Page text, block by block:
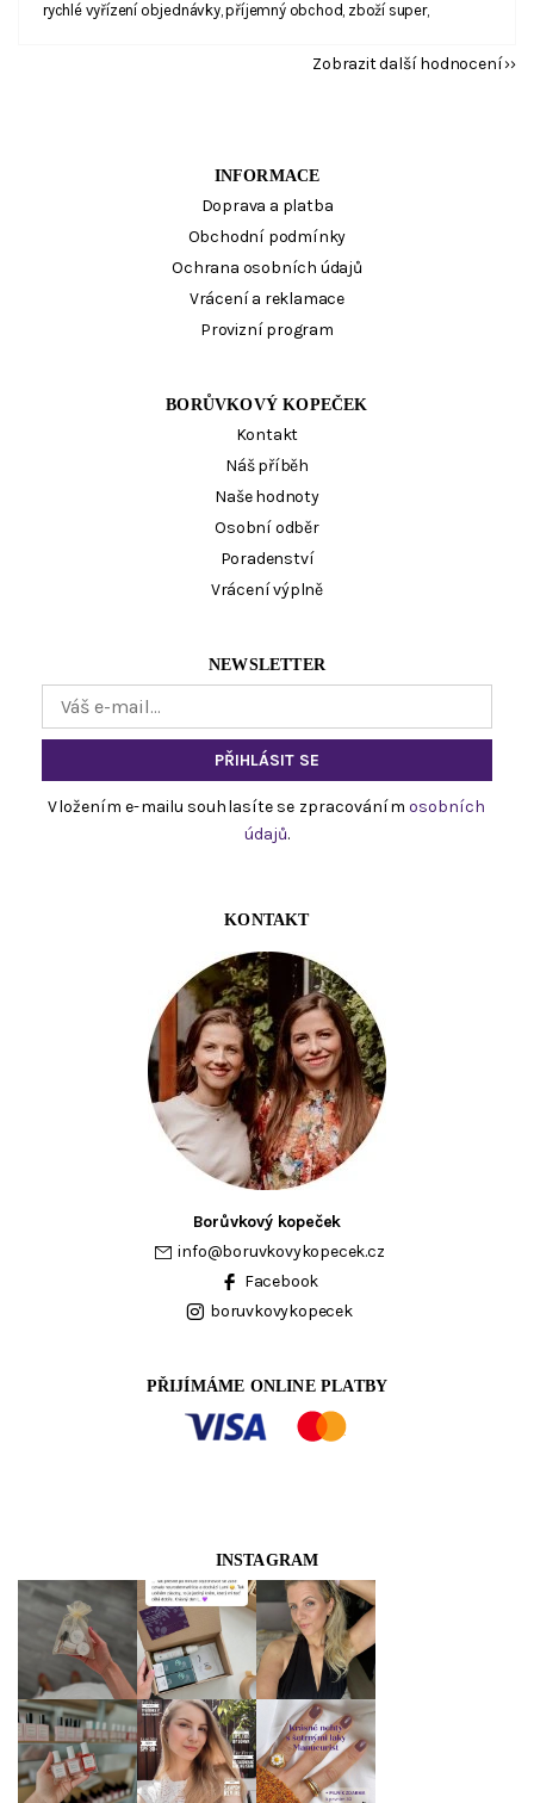
rychlé vyřízení objednávky, příjemný obchod, zboží super,
Zobrazit další hodnocení
INFORMACE
Doprava a platba
Obchodní podmínky
Ochrana osobních údajů
Vrácení a reklamace
Provizní program
BORŮVKOVÝ KOPEČEK
Kontakt
Náš příběh
Naše hodnoty
Osobní odběr
Poradenství
Vrácení výplně
NEWSLETTER
Vložením e-mailu souhlasíte se zpracováním osobních
údajů.
KONTAKT
Borůvkový kopeček
info@boruvkovykopecek.cz
Facebook
boruvkovykopecek
PŘIJÍMÁME ONLINE PLATBY
INSTAGRAM